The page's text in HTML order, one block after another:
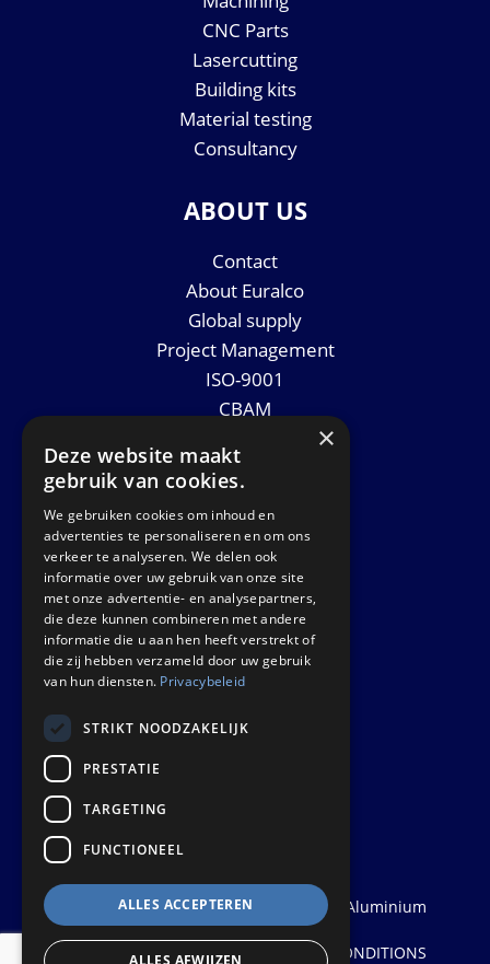
CNC Parts
Lasercutting
Building kits
Material testing
Consultancy
ABOUT US
Contact
About Euralco
Global supply
Project Management
ISO-9001
CBAM
News
GET IN TOUCH
Euralco Europe B.V.
Zinkstraat 24 - E9451
4823 AD Breda
The Netherlands
© 2026Euralco Europe - The Power of Aluminium
| Realisatie:Probu
Privacyverklaring
PRIVACY STATEMENT|TERMS AND CONDITIONS
×
Deze website maakt
gebruik van cookies.
We gebruiken cookies om inhoud en
advertenties te personaliseren en om ons
verkeer te analyseren. We delen ook
informatie over uw gebruik van onze site
met onze advertentie- en analysepartners,
die deze kunnen combineren met andere
informatie die u aan hen heeft verstrekt of
die zij hebben verzameld door uw gebruik
van hun diensten. Privacybeleid
STRIKT NOODZAKELIJK
PRESTATIE
TARGETING
FUNCTIONEEL
ALLES ACCEPTEREN
ALLES AFWIJZEN